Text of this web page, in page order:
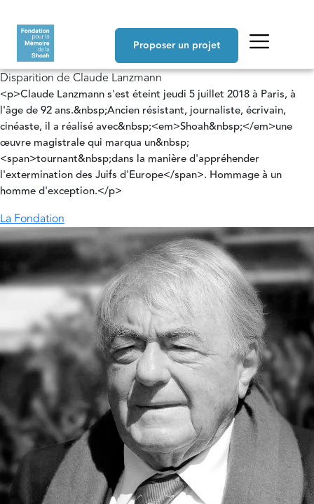
Proposer un projet
Disparition de Claude Lanzmann
<p>Claude Lanzmann s'est éteint jeudi 5 juillet 2018 à Paris, à
l'âge de 92 ans.&nbsp;Ancien résistant, journaliste, écrivain,
cinéaste, il a réalisé avec&nbsp;<em>Shoah&nbsp;</em>une
œuvre magistrale qui marqua un&nbsp;
<span>tournant&nbsp;dans la manière d'appréhender
l'extermination des Juifs d'Europe</span>. Hommage à un
homme d'exception.</p>
La Fondation